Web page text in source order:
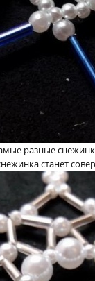
разные
станет